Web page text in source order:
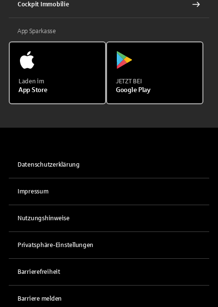
Cockpit Immobilie
App Sparkasse
Laden im
App Store
JETZT BEI
Google Play
Datenschutzerklärung
Impressum
Nutzungshinweise
Privatsphäre-Einstellungen
Barrierefreiheit
Barriere melden